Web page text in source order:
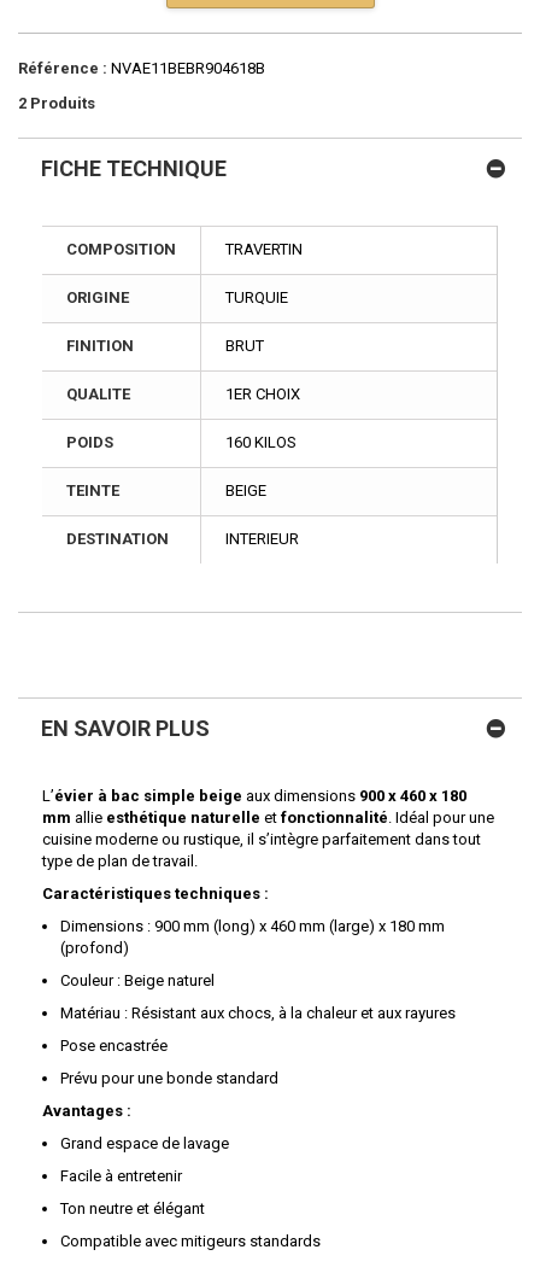
Référence : NVAE11BEBR904618B
2 Produits
FICHE TECHNIQUE
COMPOSITION TRAVERTIN
ORIGINE TURQUIE
FINITION BRUT
QUALITE 1ER CHOIX
POIDS 160 KILOS
TEINTE BEIGE
DESTINATION INTERIEUR
EN SAVOIR PLUS
L’évier à bac simple beige aux dimensions 900 x 460 x 180
mm allie esthétique naturelle et fonctionnalité . Idéal pour une
cuisine moderne ou rustique, il s’intègre parfaitement dans tout
type de plan de travail.
Caractéristiques techniques :
Dimensions : 900 mm (long) x 460 mm (large) x 180 mm
(profond)
Couleur : Beige naturel
Matériau : Résistant aux chocs, à la chaleur et aux rayures
Pose encastrée
Prévu pour une bonde standard
Avantages :
Grand espace de lavage
Facile à entretenir
Ton neutre et élégant
Compatible avec mitigeurs standards